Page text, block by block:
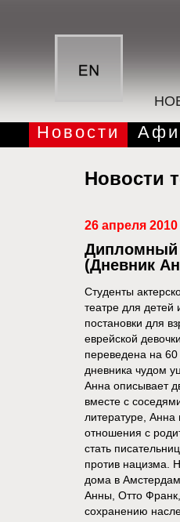
Новости
Новости
26 апреля 2010
Дипломный
(Дневник
Студенты
театре для
постановки для
еврейской
переведена на
дневника чудом
Анна описывает
вместе с
литературе,
отношения с
стать
против нацизма.
дома в
Анны, Отто
сохранению